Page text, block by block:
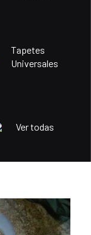
Tapetes
Universales
Ver todas